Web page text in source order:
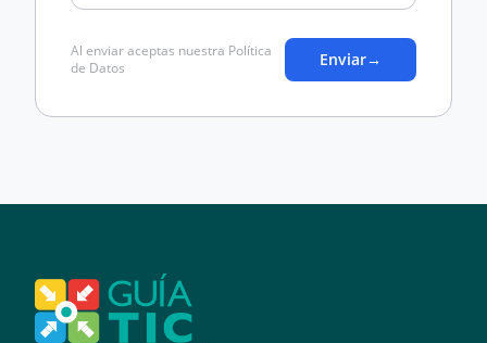
Al enviar aceptas nuestra Política
de Datos
Enviar→